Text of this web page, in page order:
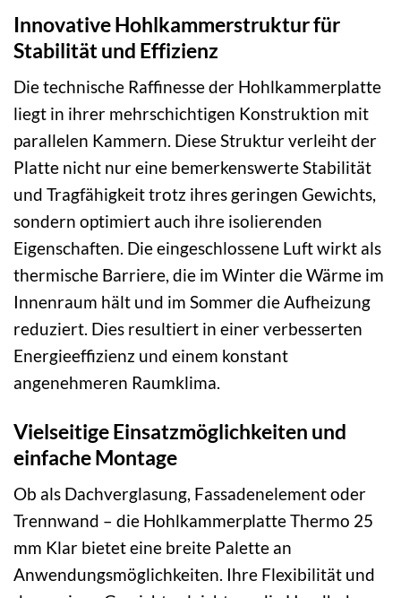
Innovative Hohlkammerstruktur für
Stabilität und Effizienz
Die technische Raffinesse der Hohlkammerplatte
liegt in ihrer mehrschichtigen Konstruktion mit
parallelen Kammern. Diese Struktur verleiht der
Platte nicht nur eine bemerkenswerte Stabilität
und Tragfähigkeit trotz ihres geringen Gewichts,
sondern optimiert auch ihre isolierenden
Eigenschaften. Die eingeschlossene Luft wirkt als
thermische Barriere, die im Winter die Wärme im
Innenraum hält und im Sommer die Aufheizung
reduziert. Dies resultiert in einer verbesserten
Energieeffizienz und einem konstant
angenehmeren Raumklima.
Vielseitige Einsatzmöglichkeiten und
einfache Montage
Ob als Dachverglasung, Fassadenelement oder
Trennwand – die Hohlkammerplatte Thermo 25
mm Klar bietet eine breite Palette an
Anwendungsmöglichkeiten. Ihre Flexibilität und